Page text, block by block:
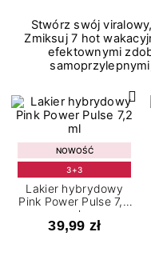
Stwórz swój
Zmiksuj 7 hot
efektownymi
NOWOŚĆ
3+3
Lakier hybrydowy
Pink Power Pulse 7,2
ml
39,99 zł